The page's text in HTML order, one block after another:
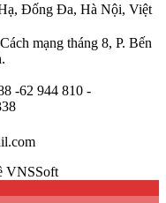
Đống Đa, Hà Nội, Việt
mạng tháng 8, P. Bến
-62 944 810 -
VNSSoft